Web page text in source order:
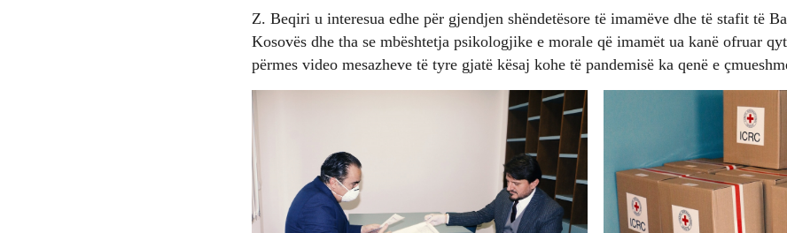
Z. Beqiri u interesua edhe për gjendjen shëndetësore të imamëve dhe të stafit të
Kosovës dhe tha se mbështetja psikologjike e morale që imamët ua kanë ofruar
përmes video mesazheve të tyre gjatë kësaj kohe të pandemisë ka qenë e